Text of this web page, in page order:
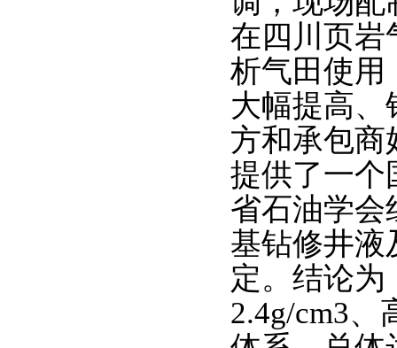
在四川页岩
析气田使用
大幅提高、
方和承包商
提供了一个
省石油学会
基钻修井液
定。结论
2.4g/cm3